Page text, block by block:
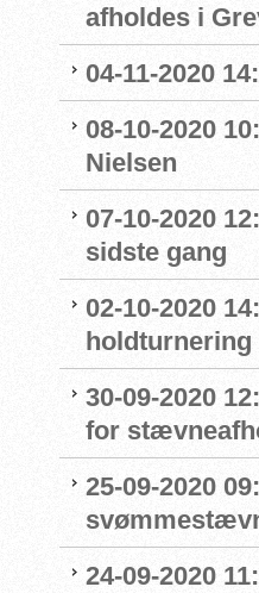
afholdes i
04-11-2020
08-10-2020
Nielsen
07-10-2020
sidste gang
02-10-2020
holdturnering
30-09-2020
for
25-09-2020
24-09-2020